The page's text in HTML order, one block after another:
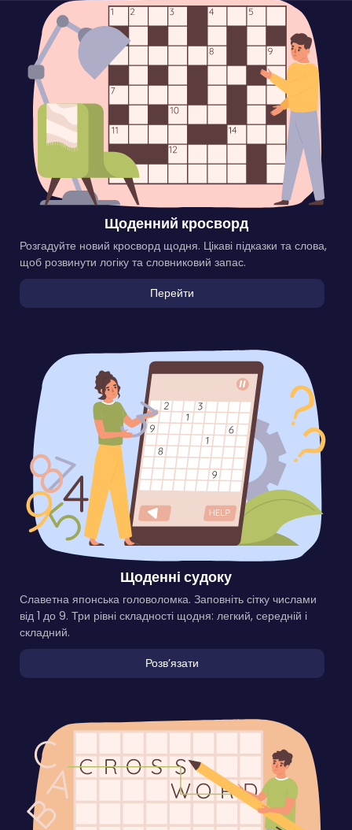
Щоденний кросворд
Розгадуйте новий кросворд щодня. Цікаві підказки та слова,
щоб розвинути логіку та словниковий запас.
Перейти
Щоденні судоку
Славетна японська головоломка. Заповніть сітку числами
від 1 до 9. Три рівні складності щодня: легкий, середній і
складний.
Розвʼязати